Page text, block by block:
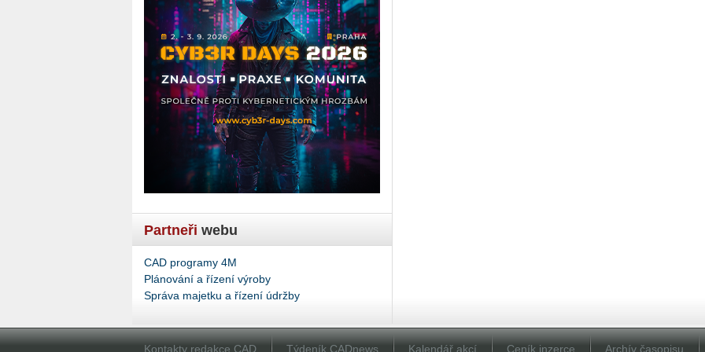
Partneři webu
CAD programy 4M
Plánování a řízení výroby
Správa majetku a řízení údržby
Kontakty redakce CAD Týdeník CADnews Kalendář akcí Ceník inzerce Archív časopisu